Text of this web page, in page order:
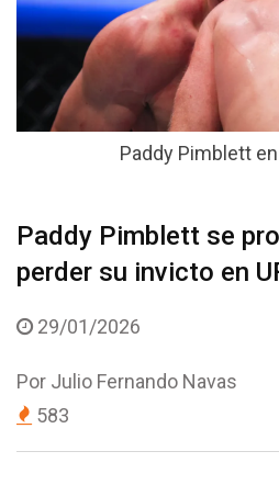
Paddy Pimblett
Paddy Pimblett se
perder su invicto en
29/01/2026
Por Julio Fernando Navas
583